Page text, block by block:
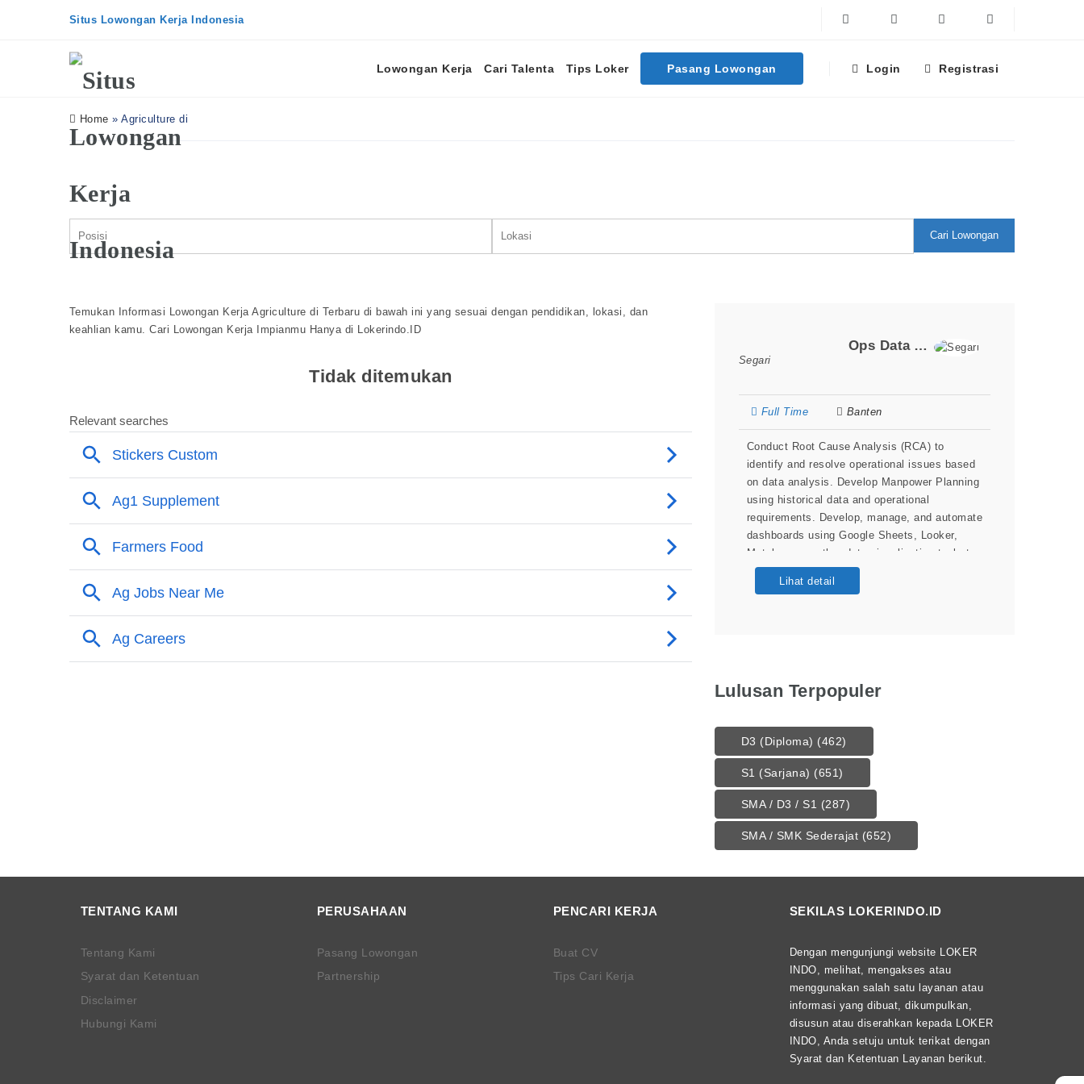
Situs Lowongan Kerja Indonesia Facebook Linkedin
Lowongan Kerja Cari Talenta Tips Loker Pasang Lowongan Login Registrasi
Home »Agriculture di
Cari Lowongan
Temukan Informasi Lowongan Kerja Agriculture di Terbaru di bawah ini yang sesuai dengan pendidikan, lokasi, dan
keahlian kamu. Cari Lowongan Kerja Impianmu Hanya di Lokerindo.ID
Tidak ditemukan
Ops Data Analyst
Segari
Full Time Banten
Conduct Root Cause Analysis (RCA) to
identify and resolve operational issues based
on data analysis. Develop Manpower Planning
using historical data and operational
requirements. Develop, manage, and automate
dashboards using Google Sheets, Looker,
Metabase, or other data visualization tools to
support real-time operational monitoring.
Prepare reports and data visualizations to
Lihat detail
Lulusan Terpopuler
D3 (Diploma) (462)
S1 (Sarjana) (651)
SMA / D3 / S1 (287)
SMA / SMK Sederajat (652)
TENTANG KAMI
Tentang Kami
Syarat dan Ketentuan
Disclaimer
Hubungi Kami
PERUSAHAAN
Pasang Lowongan
Partnership
PENCARI KERJA
Buat CV
Tips Cari Kerja
SEKILAS LOKERINDO.ID
Dengan mengunjungi website LOKER
INDO, melihat, mengakses atau
menggunakan salah satu layanan atau
informasi yang dibuat, dikumpulkan,
disusun atau diserahkan kepada LOKER
INDO, Anda setuju untuk terikat dengan
Syarat dan Ketentuan Layanan berikut.